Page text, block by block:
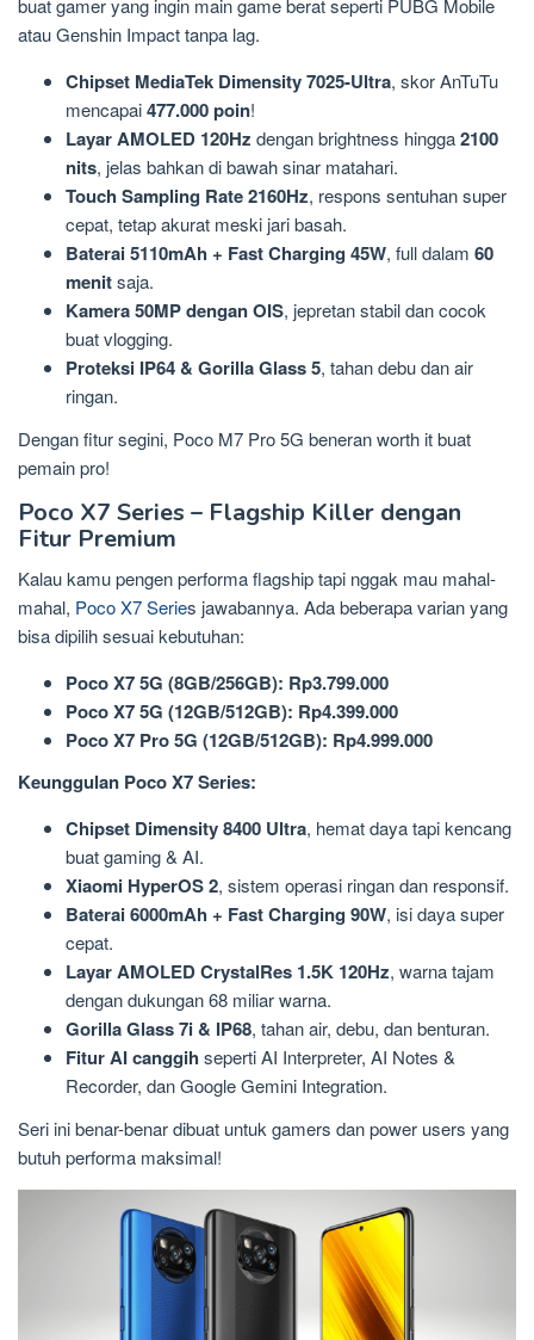
buat gamer yang ingin main game berat seperti PUBG Mobile
atau Genshin Impact tanpa lag.
Chipset MediaTek Dimensity 7025-Ultra, skor AnTuTu
mencapai477.000 poin!
Layar AMOLED 120Hz dengan brightness hingga2100
nits, jelas bahkan di bawah sinar matahari.
Touch Sampling Rate 2160Hz, respons sentuhan super
cepat, tetap akurat meski jari basah.
Baterai 5110mAh + Fast Charging 45W, full dalam 60
menitsaja.
Kamera 50MP dengan OIS, jepretan stabil dan cocok
buat vlogging.
Proteksi IP64 & Gorilla Glass 5, tahan debu dan air
ringan.
Dengan fitur segini, Poco M7 Pro 5G beneran worth it buat
pemain pro!
Poco X7 Series – Flagship Killer dengan
Fitur Premium
Kalau kamu pengen performa flagship tapi nggak mau mahal-
mahal, Poco X7 Series jawabannya. Ada beberapa varian yang
bisa dipilih sesuai kebutuhan:
Poco X7 5G (8GB/256GB): Rp3.799.000
Poco X7 5G (12GB/512GB): Rp4.399.000
Poco X7 Pro 5G (12GB/512GB): Rp4.999.000
Keunggulan Poco X7 Series:
Chipset Dimensity 8400 Ultra, hemat daya tapi kencang
buat gaming & AI.
Xiaomi HyperOS 2, sistem operasi ringan dan responsif.
Baterai 6000mAh + Fast Charging 90W, isi daya super
cepat.
Layar AMOLED CrystalRes 1.5K 120Hz, warna tajam
dengan dukungan 68 miliar warna.
Gorilla Glass 7i & IP68, tahan air, debu, dan benturan.
Fitur AI canggih seperti AI Interpreter, AI Notes &
Recorder, dan Google Gemini Integration.
Seri ini benar-benar dibuat untuk gamers dan power users yang
butuh performa maksimal!